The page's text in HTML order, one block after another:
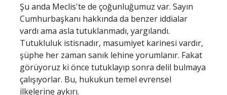
Şu anda Meclis'te de çoğunluğumuz var. Sayın
Cumhurbaşkanı hakkında da benzer iddialar
vardı ama asla tutuklanmadı, yargılandı.
Tutukluluk istisnadır, masumiyet karinesi vardır,
şüphe her zaman sanık lehine yorumlanır. Fakat
görüyoruz ki önce tutuklayıp sonra delil bulmaya
çalışıyorlar. Bu, hukukun temel evrensel
ilkelerine aykırı.